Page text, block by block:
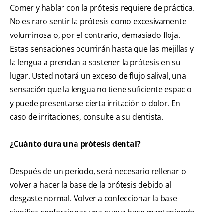
Comer y hablar con la prótesis requiere de práctica.
No es raro sentir la prótesis como excesivamente
voluminosa o, por el contrario, demasiado floja.
Estas sensaciones ocurrirán hasta que las mejillas y
la lengua a prendan a sostener la prótesis en su
lugar. Usted notará un exceso de flujo salival, una
sensación que la lengua no tiene suficiente espacio
y puede presentarse cierta irritación o dolor. En
caso de irritaciones, consulte a su dentista.
¿Cuánto dura una prótesis dental?
Después de un período, será necesario rellenar o
volver a hacer la base de la prótesis debido al
desgaste normal. Volver a confeccionar la base